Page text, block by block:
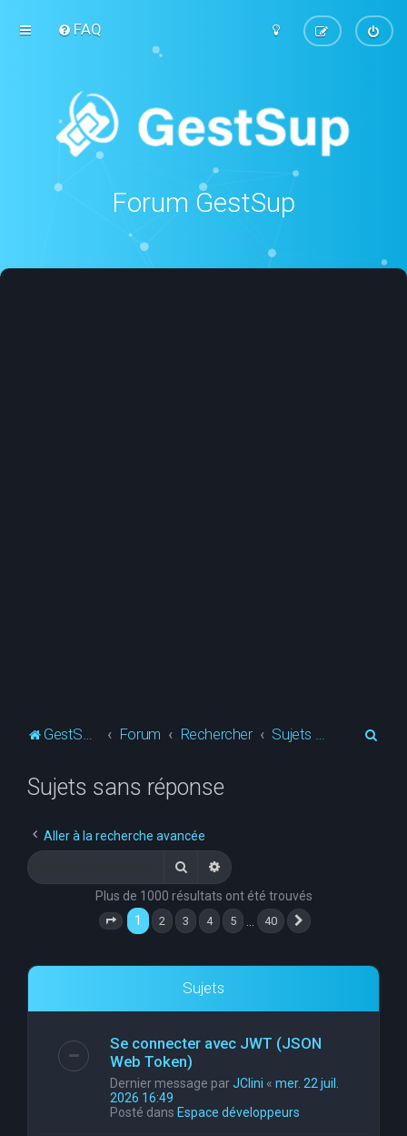
FAQ
Forum GestSup
GestSup.fr Forum Rechercher Sujets sans réponse
Sujets sans réponse
Aller à la recherche avancée
RechercherRecherche avancée
Plus de 1000 résultats ont été trouvés
Page 1 sur40
1 2 3 4 5 40
Sujets
Se connecter avec JWT (JSON
Web Token)
Dernier message parJClini « mer. 22 juil.
2026 16:49
Posté dans Espace développeurs